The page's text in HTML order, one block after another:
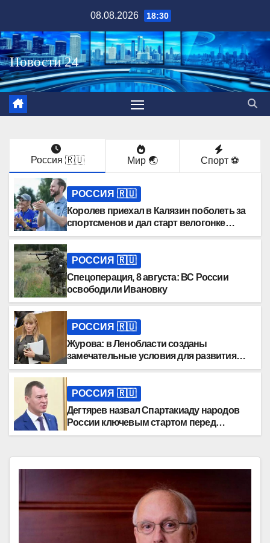
содержимому
08.08.2026 18:30
Россия 🇷🇺 Мир 🌏 Спорт ⚽️
РОССИЯ 🇷🇺
Королев приехал в Калязин поболеть за
спортсменов и дал старт велогонке
«Россия»
РОССИЯ 🇷🇺
Спецоперация, 8 августа: ВС России
освободили Ивановку
РОССИЯ 🇷🇺
Журова: в Ленобласти созданы
замечательные условия для развития
детского спорта
РОССИЯ 🇷🇺
Дегтярев назвал Спартакиаду народов
России ключевым стартом перед
ОИ-2028